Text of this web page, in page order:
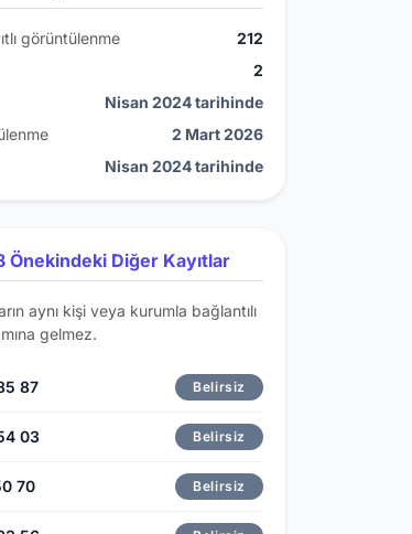
görüntülenme
212
2
Nisan 2024 tarihinde
2 Mart 2026
Nisan 2024 tarihinde
Önekindeki Diğer Kayıtlar
aynı kişi veya kurumla bağlantılı
gelmez.
87 Belirsiz
03 Belirsiz
70 Belirsiz